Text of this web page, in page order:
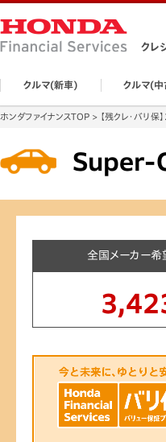
クレ
クルマ(新車) クルマ(
ホンダファイナンスTOP 【残クレ・バリ保
Super-
全国メーカー希